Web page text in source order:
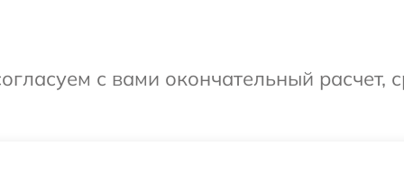
с вами окончательный расчет,